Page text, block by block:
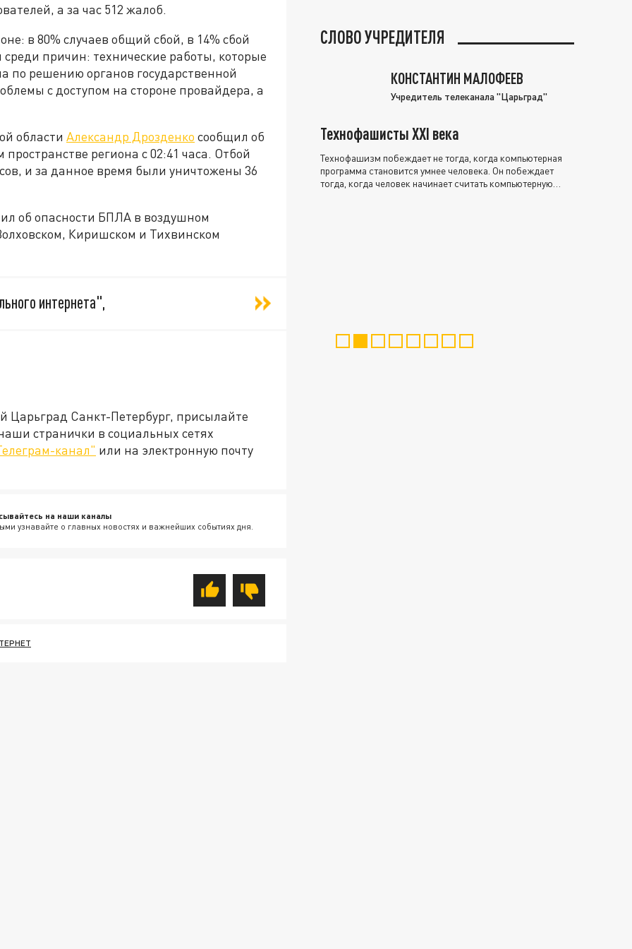
а за час 512 жалоб.
в 80% случаев общий сбой, в 14% сбой
причин: технические работы, которые
по решению органов государственной
с доступом на стороне провайдера, а
области Александр Дрозденко сообщил об
региона с 02:41 часа. Отбой
и за данное время были уничтожены 36
об опасности БПЛА в воздушном
Киришском и Тихвинском
интернета",
Царьград Санкт-Петербург, присылайте
странички в социальных сетях
канал" или на электронную почту
на наши каналы
узнавайте о главных новостях и важнейших событиях дня.
СЛОВО УЧРЕДИТЕЛЯ
КОНСТАНТИН МАЛОФЕЕВ
Учредитель телеканала "Царьград"
Технофашисты XXI века
Технофашизм побеждает не тогда, когда компьютерная
программа становится умнее человека. Он побеждает
тогда, когда человек начинает считать компьютерную